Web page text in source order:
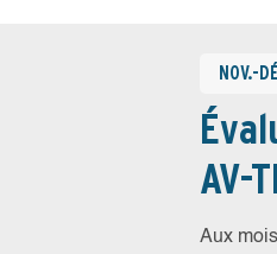
NOV.-
AV-
Aux